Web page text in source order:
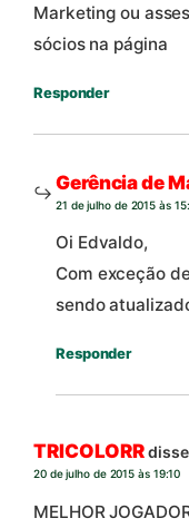
Marketing ou
sócios na página
Responder
Gerência de
21 de julho de 2015 às
Oi Edvaldo,
Com exceção
sendo
Responder
TRICOLORR
20 de julho de 2015 às 19:10
MELHOR